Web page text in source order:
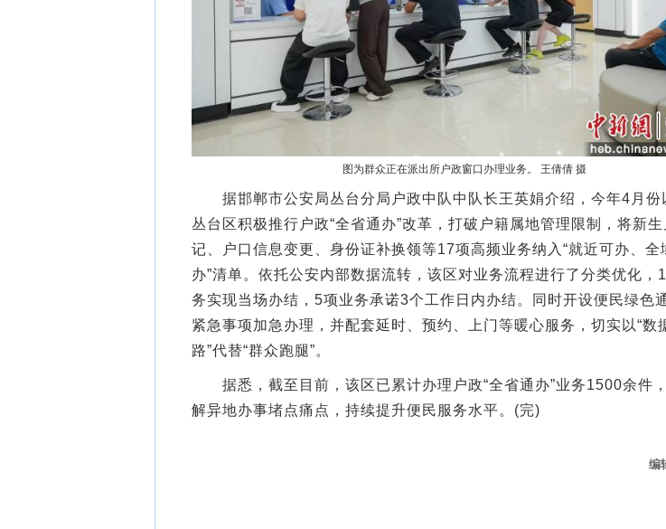
图为群众正在派出所户政窗口办理业务。 王倩倩 摄
据邯郸市公安局丛台分局户政中队中队长王英娟介绍，今年4月份
丛台区积极推行户政“全省通办”改革，打破户籍属地管理限制，将新生
记、户口信息变更、身份证补换领等17项高频业务纳入“就近可办、全
办”清单。依托公安内部数据流转，该区对业务流程进行了分类优化，
务实现当场办结，5项业务承诺3个工作日内办结。同时开设便民绿色
紧急事项加急办理，并配套延时、预约、上门等暖心服务，切实以“数
路”代替“群众跑腿”。
据悉，截至目前，该区已累计办理户政“全省通办”业务1500余件
解异地办事堵点痛点，持续提升便民服务水平。(完)
编